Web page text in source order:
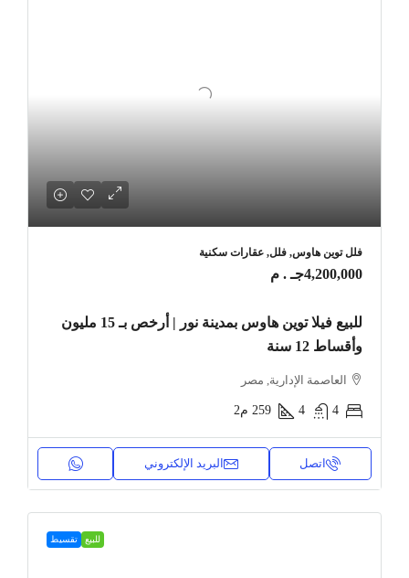
فلل توين هاوس, فلل, عقارات سكنية
4,200,000جـ . م
للبيع فيلا توين هاوس بمدينة نور | أرخص بـ 15 مليون
وأقساط 12 سنة
العاصمة الإدارية, مصر
4
4
259 م2
اتصل البريد الإلكتروني
للبيع تقسيط